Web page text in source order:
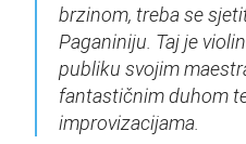
brzinom, treba se
Paganiniju. Taj je
publiku svojim
fantastičnim duhom
improvizacijama.